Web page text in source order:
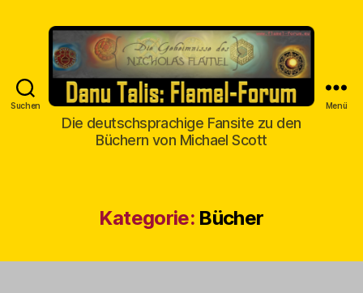
Suchen
Danu
Talis
Die deutschsprachige Fansite zu den
Büchern von Michael Scott
Menü
Kategorie: Bücher